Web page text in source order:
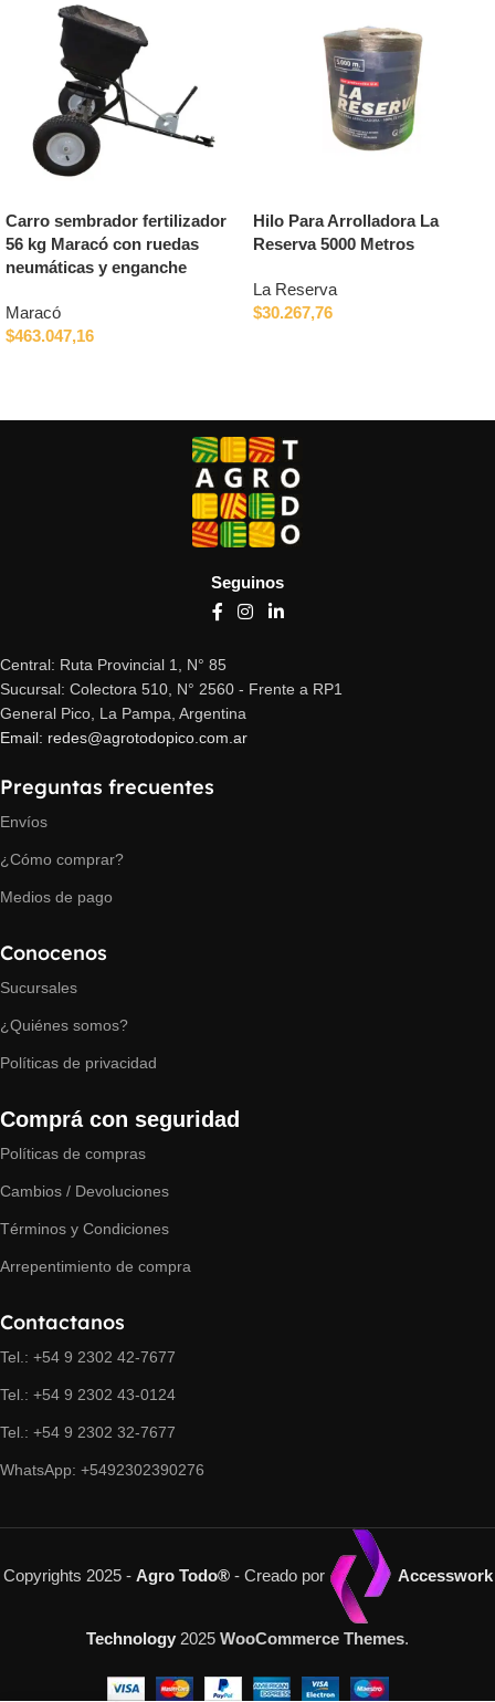
Carro sembrador fertilizador
56 kg Maracó con ruedas
neumáticas y enganche
Maracó
$463.047,16
Hilo Para Arrolladora La
Reserva 5000 Metros
La Reserva
$30.267,76
Seguinos
Central: Ruta Provincial 1, N° 85
Sucursal: Colectora 510, N° 2560 - Frente a RP1
General Pico, La Pampa, Argentina
Email: redes@agrotodopico.com.ar
Preguntas frecuentes
Envíos
¿Cómo comprar?
Medios de pago
Conocenos
Sucursales
¿Quiénes somos?
Políticas de privacidad
Comprá con seguridad
Políticas de compras
Cambios / Devoluciones
Términos y Condiciones
Arrepentimiento de compra
Contactanos
Tel.: +54 9 2302 42-7677
Tel.: +54 9 2302 43-0124
Tel.: +54 9 2302 32-7677
WhatsApp: +5492302390276
Copyrights 2025 - Agro Todo®- Creado por Accesswork
Technology 2025 WooCommerce Themes.